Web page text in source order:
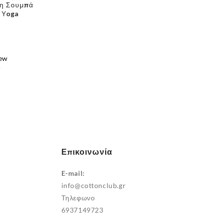
Σουμπά
Υoga
Επικοινωνία
E-mail:
info@cottonclub.gr
Τηλεφωνο
6937149723